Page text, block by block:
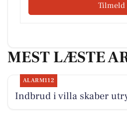
Tilmeld
MEST LÆSTE
ALARM112
Indbrud i villa skaber